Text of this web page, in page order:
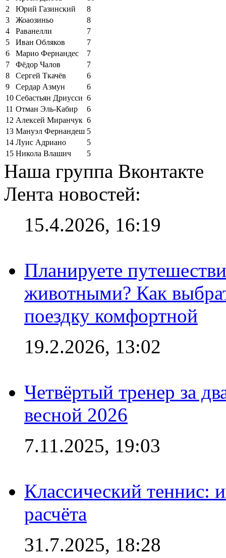
2
Юрий Газинский
8
3
Жоаозиньо
8
4
Раванелли
7
5
Иван Обляков
7
6
Марио Фернандес
7
7
Фёдор Чалов
7
8
Сергей Ткачёв
6
9
Сердар Азмун
6
10 Себастьян Дриусси 6
11 Отман Эль-Кабир
6
12 Алексей Миранчук 6
13 Мануэл Фернандеш 5
14 Луис Адриано
5
15 Никола Влашич 5
Наша группа Вконтакте
Лента новостей:
15.4.2026, 16:19
Планируете
животными? Как
поездку комфортной
19.2.2026, 13:02
Четвёртый тренер за
весной 2026
7.11.2025, 19:03
Классический теннис:
расчёта
31.7.2025, 18:28